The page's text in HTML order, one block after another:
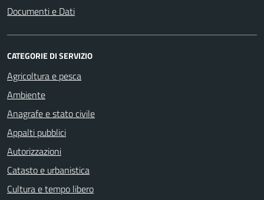
Documenti e Dati
CATEGORIE DI SERVIZIO
Agricoltura e pesca
Ambiente
Anagrafe e stato civile
Appalti pubblici
Autorizzazioni
Catasto e urbanistica
Cultura e tempo libero